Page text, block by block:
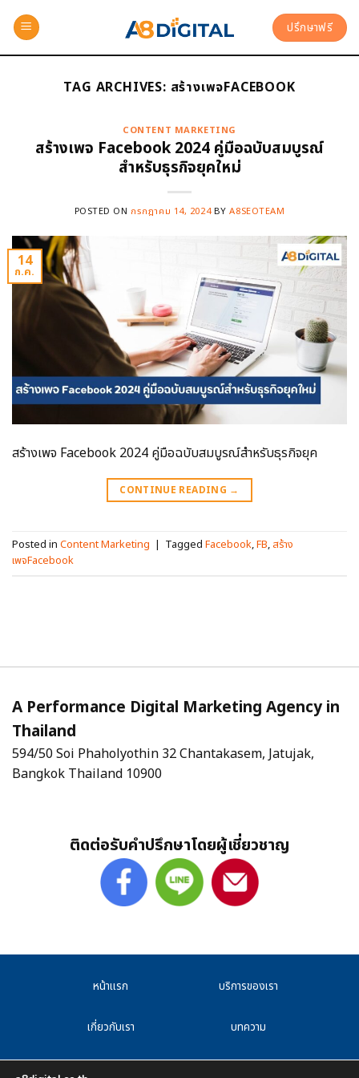
ปรึกษาฟรี
TAG ARCHIVES: สร้างเพจFACEBOOK
CONTENT MARKETING
สร้างเพจ Facebook 2024 คู่มือฉบับสมบูรณ์
สำหรับธุรกิจยุคใหม่
POSTED ON กรกฎาคม 14, 2024 BYA8SEOTEAM
14
ก.ค.
สร้างเพจ Facebook 2024 คู่มือฉบับสมบูรณ์สำหรับธุรกิจยุค
CONTINUE READING →
Posted in Content Marketing | Tagged Facebook,FB, สร้าง
เพจFacebook
A Performance Digital Marketing Agency in
Thailand
594/50 Soi Phaholyothin 32 Chantakasem, Jatujak,
Bangkok Thailand 10900
ติดต่อรับคำปรึกษาโดยผู้เชี่ยวชาญ
หน้าแรก บริการของเรา
เกี่ยวกับเรา บทความ